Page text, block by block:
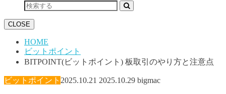
CLOSE
HOME
ビットポイント
BITPOINT(ビットポイント) 板取引のやり方と注意点
ビットポイント 2025.10.21 2025.10.29 bigmac